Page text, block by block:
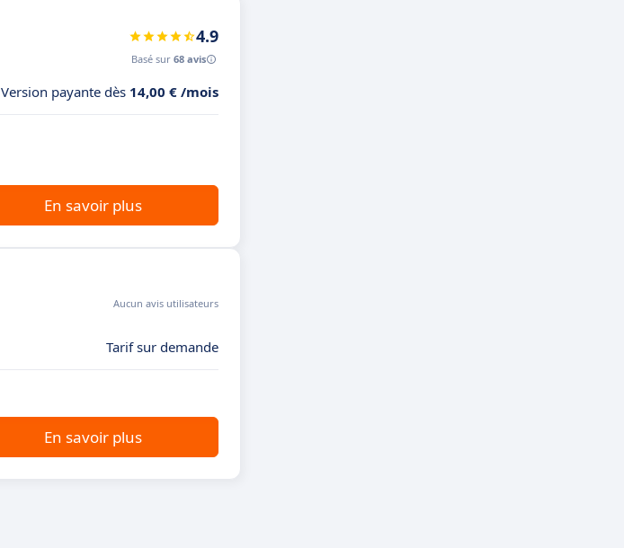
4.9
Basé sur 68 avis
Version payante dès 14,00 € /mois
En savoir plus
Aucun avis utilisateurs
Tarif sur demande
En savoir plus